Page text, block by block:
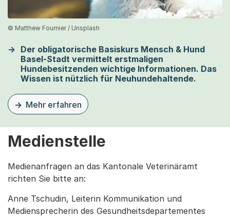
© Matthew Fournier / Unsplash
Der obligatorische Basiskurs Mensch & Hund
Basel-Stadt vermittelt erstmaligen
Hundebesitzenden wichtige Informationen. Das
Wissen ist nützlich für Neuhundehaltende.
Mehr erfahren
zu dieser Seite Hundekurse
Medienstelle
Medienanfragen an das Kantonale Veterinäramt
richten Sie bitte an:
Anne Tschudin, Leiterin Kommunikation und
Mediensprecherin des Gesundheitsdepartementes